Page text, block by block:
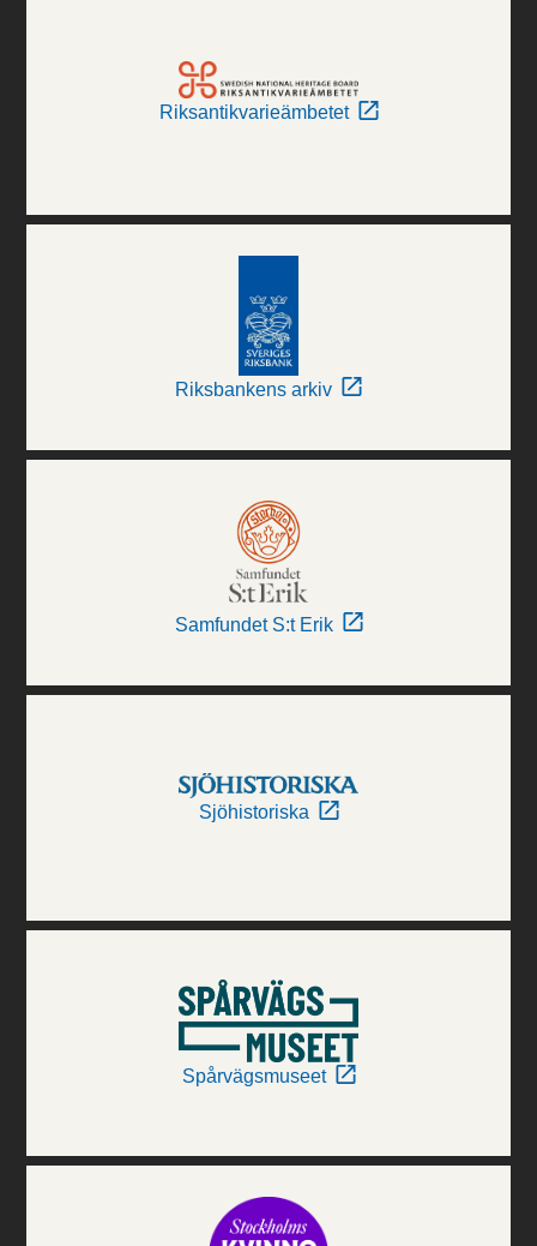
Riksantikvarieämbetet
Riksbankens arkiv
Samfundet S:t Erik
Sjöhistoriska
Spårvägsmuseet